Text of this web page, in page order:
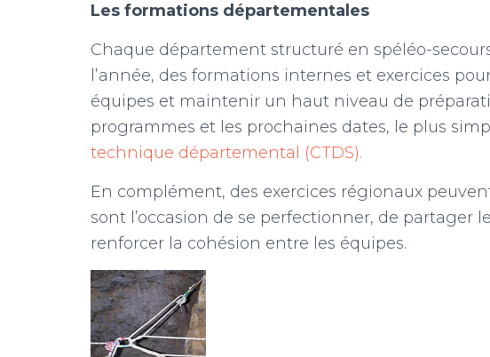
Les formations départementales
Chaque département structuré en spéléo-
l’année, des formations internes et exercices
équipes et maintenir un haut niveau de
programmes et les prochaines dates, le plus
technique départemental (CTDS).
En complément, des exercices régionaux
sont l’occasion de se perfectionner, de partager
renforcer la cohésion entre les équipes.